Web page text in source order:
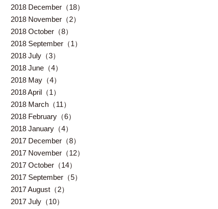
2018 December（18）
2018 November（2）
2018 October（8）
2018 September（1）
2018 July（3）
2018 June（4）
2018 May（4）
2018 April（1）
2018 March（11）
2018 February（6）
2018 January（4）
2017 December（8）
2017 November（12）
2017 October（14）
2017 September（5）
2017 August（2）
2017 July（10）